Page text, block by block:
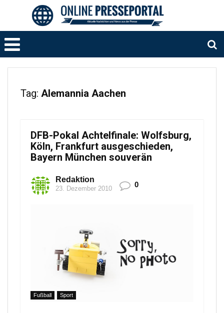
Tag: Alemannia Aachen
DFB-Pokal Achtelfinale: Wolfsburg,
Köln, Frankfurt ausgeschieden,
Bayern München souverän
Redaktion
23. Dezember 2010 0
Fußball Sport